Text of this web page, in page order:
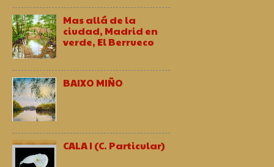
Mas allá de la
ciudad, Madrid en
verde, El Berrueco
BAIXO MIÑO
CALA I (C. Particular)